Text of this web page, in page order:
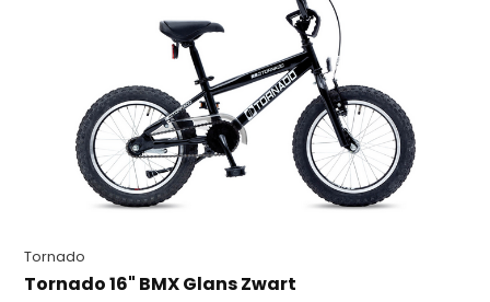
Tornado
Tornado 16" BMX Glans Zwart